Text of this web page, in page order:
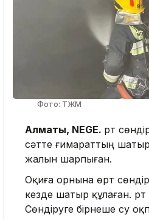
Фото: ТЖМ
Алматы, NEGE. Өрт
сәтте ғимараттың
жалын шарпыған.
Оқиға орнына өрт
кезде шатыр құлаған.
Сөндіруге бірнеше су